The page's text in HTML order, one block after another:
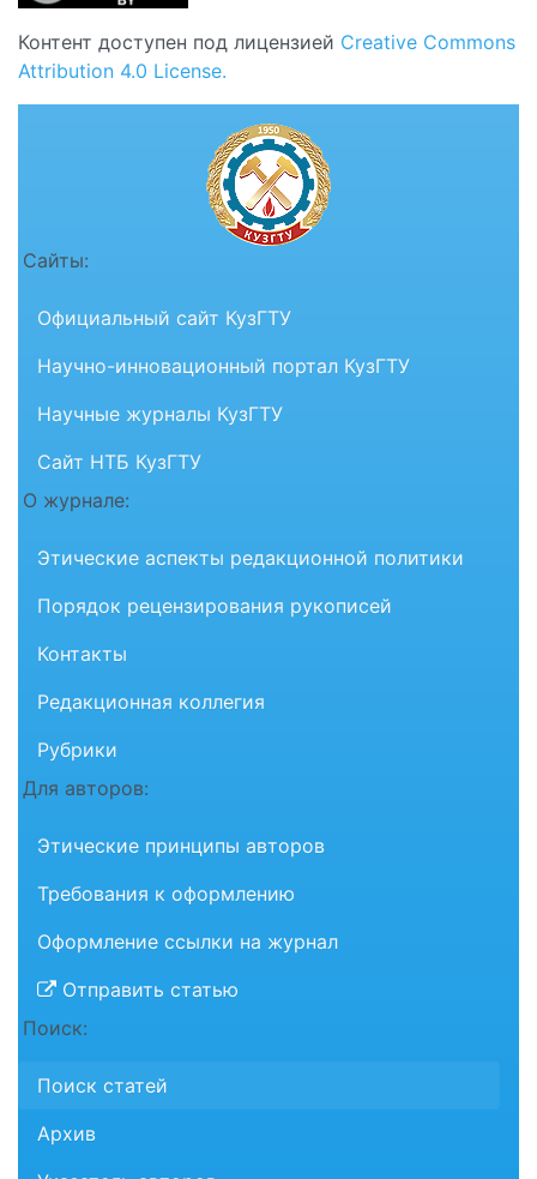
Контент доступен под лицензией Creative Commons
Attribution 4.0 License.
Сайты:
Официальный сайт КузГТУ
Научно-инновационный портал КузГТУ
Научные журналы КузГТУ
Сайт НТБ КузГТУ
О журнале:
Этические аспекты редакционной политики
Порядок рецензирования рукописей
Контакты
Редакционная коллегия
Рубрики
Для авторов:
Этические принципы авторов
Требования к оформлению
Оформление ссылки на журнал
Отправить статью
Поиск:
Поиск статей
Архив